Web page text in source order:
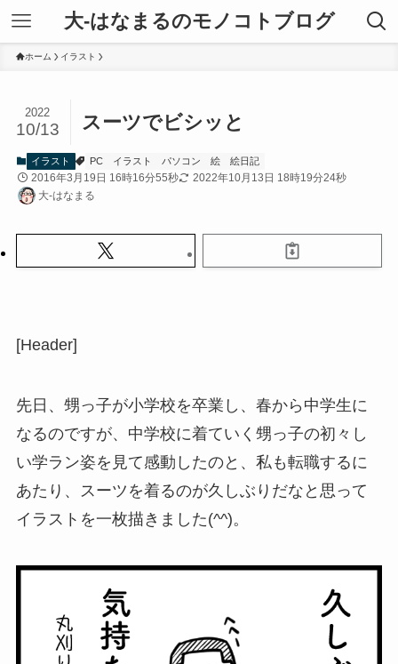
大-はなまるのモノコトブログ
ホーム イラスト
スーツでビシッと
2022
10/13
イラスト PC イラスト パソコン 絵 絵日記
2016年3月19日 16時16分55秒
2022年10月13日 18時19分24秒
大-はなまる
[Header]
先日、甥っ子が小学校を卒業し、春から中学生に
なるのですが、中学校に着ていく甥っ子の初々し
い学ラン姿を見て感動したのと、私も転職するに
あたり、スーツを着るのが久しぶりだなと思って
イラストを一枚描きました(^^)。